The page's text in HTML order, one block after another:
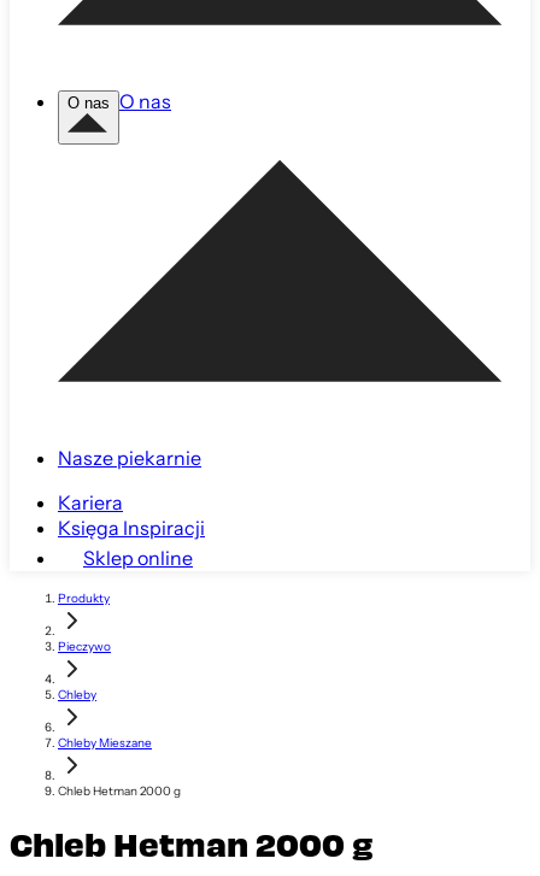
O nas O nas
Nasze piekarnie
Kariera
Księga Inspiracji
Sklep online
Produkty
Pieczywo
Chleby
Chleby Mieszane
Chleb Hetman 2000 g
Chleb Hetman 2000 g